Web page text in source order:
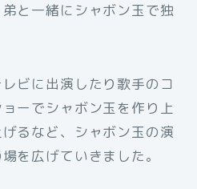
と一緒にシャボン玉で独
ビに出演したり歌手のコ
ーでシャボン玉を作り上
るなど、シャボン玉の演
を広げていきました。